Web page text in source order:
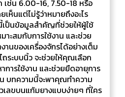
เช่น 6.00-16, 7.50-18 หรือ
ห็นแต่ไม่รู้ว่าหมายถึงอะไร
เป็นข้อมูลสำคัญที่ช่วยให้ผู้ใช้
าะสมกับการใช้งาน และช่วย
านของเครื่องจักรได้อย่างเต็ม
ถระบบนิ้ว จะช่วยให้คุณเลือก
ารใช้งาน และช่วยยืดอายุการ
บทความนี้จะพาคุณทำความ
เลขบนแก้มยางแบบง่ายๆ ที่ใคร